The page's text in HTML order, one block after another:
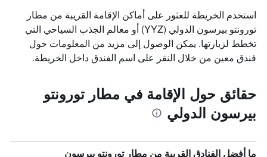
استخدم الخريطة للعثور على أماكن الإقامة القريبة من مطار
تورونتو بيرسون الدولي (YYZ) أو معالم الجذب السياحي التي
تخطط لزيارتها. يمكن الوصول إلى مزيد من المعلومات حول
فندق معين من خلال النقر على اسم الفندق داخل الخريطة.
حقائق حول الإقامة في مطار تورونتو
بيرسون الدولي
ما أفضل الفنادق القريبة من مطار تورونتو بيرسون